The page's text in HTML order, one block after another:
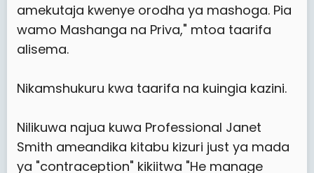
amekutaja kwenye orodha ya mashoga. Pia
wamo Mashanga na Priva," mtoa taarifa
alisema.
Nikamshukuru kwa taarifa na kuingia kazini.
Nilikuwa najua kuwa Professional Janet
Smith ameandika kitabu kizuri just ya mada
ya "contraception" kikiitwa "He manage